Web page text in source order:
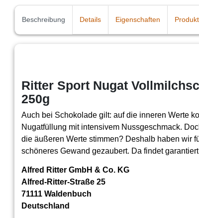
Beschreibung Details Eigenschaften
Ritter Sport Nugat
250g
Auch bei Schokolade gilt: auf die inneren Werte
Nugatfüllung mit intensivem Nussgeschmack.
die äußeren Werte stimmen? Deshalb haben wir
schöneres Gewand gezaubert. Da findet
Alfred Ritter GmbH & Co. KG
Alfred-Ritter-Straße 25
71111 Waldenbuch
Deutschland